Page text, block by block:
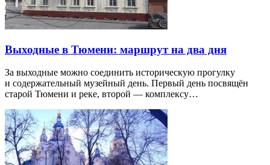
Выходные в Тюмени: маршрут на два дня
За выходные можно соединить историческую прогулку
и содержательный музейный день. Первый день посвящён
старой Тюмени и реке, второй — комплексу…